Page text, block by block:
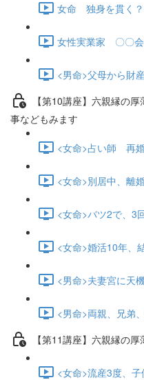
女命 独身を貫く
女性実業家 〇〇
<男命>父母から財
【第10講座】六親縁の
事などもみます
<女命>占い師 再
<女命>別居中、離
<女命>バツ2で、3
<女命>婚活10年、
<男命>夫妻宮に天
<男命>両親、兄弟
【第11講座】六親縁の
<女命>流産3度、